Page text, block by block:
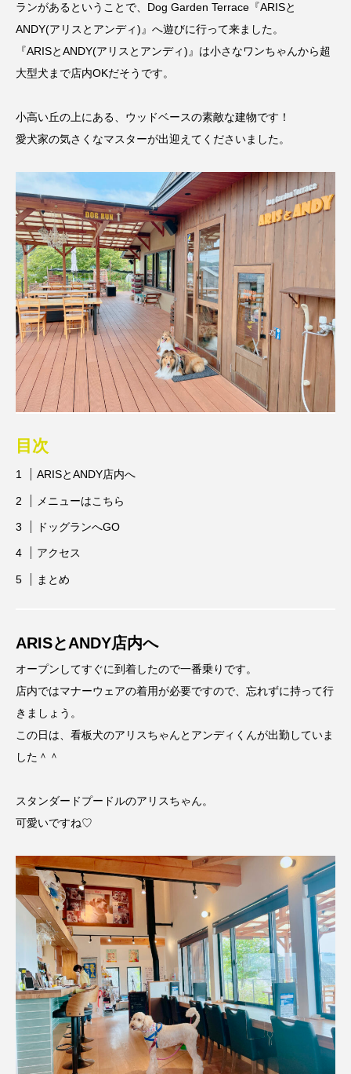
ランがあるということで、Dog Garden Terrace『ARISと
ANDY(アリスとアンディ)』へ遊びに行って来ました。
『ARISとANDY(アリスとアンディ)』は小さなワンちゃんから超
大型犬まで店内OKだそうです。
小高い丘の上にある、ウッドベースの素敵な建物です！
愛犬家の気さくなマスターが出迎えてくださいました。
目次
ARISとANDY店内へ
メニューはこちら
ドッグランへGO
アクセス
まとめ
ARISとANDY店内へ
オープンしてすぐに到着したので一番乗りです。
店内ではマナーウェアの着用が必要ですので、忘れずに持って行
きましょう。
この日は、看板犬のアリスちゃんとアンディくんが出勤していま
した＾＾
スタンダードプードルのアリスちゃん。
可愛いですね♡